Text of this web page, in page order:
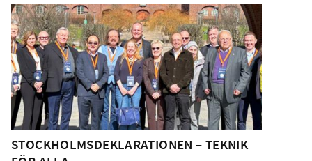
STOCKHOLMSDEKLARATIONEN – TEKNIK